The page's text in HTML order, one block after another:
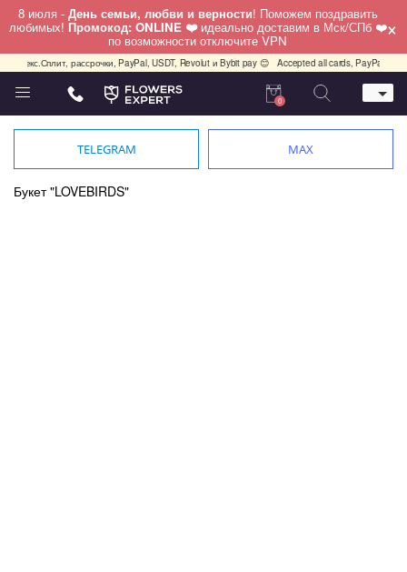
8 июля - День семьи, любви и верности! Поможем поздравить
любимых! Промокод: ONLINE ❤️ идеально доставим в Мск/СПб ❤️
по возможности отключите VPN ×
рассрочки, PayPal, USDT, Revolut и Bybit pay 😊 Accepted all cards, PayPal, USDT,
Телефон
+7 (495) 982-55-05
0
TELEGRAM MAX
Букет "LOVEBIRDS"